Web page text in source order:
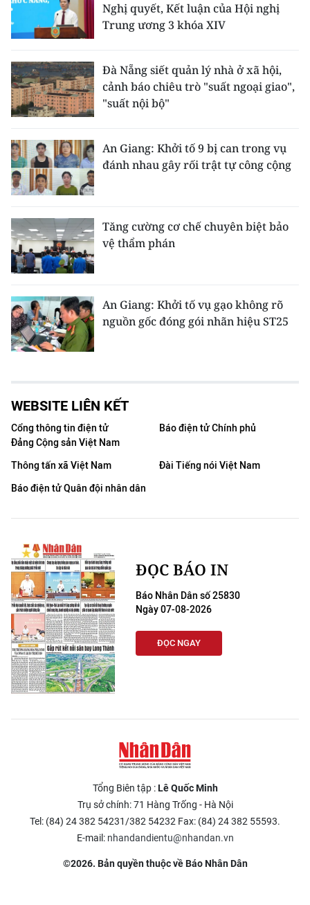
Nghị quyết, Kết luận của Hội nghị
Trung ương 3 khóa XIV
Đà Nẵng siết quản lý nhà ở xã hội,
cảnh báo chiêu trò "suất ngoại giao",
"suất nội bộ"
An Giang: Khởi tố 9 bị can trong vụ
đánh nhau gây rối trật tự công cộng
Tăng cường cơ chế chuyên biệt bảo
vệ thẩm phán
An Giang: Khởi tố vụ gạo không rõ
nguồn gốc đóng gói nhãn hiệu ST25
WEBSITE LIÊN KẾT
Cổng thông tin điện tử
Đảng Cộng sản Việt Nam
Báo điện tử Chính phủ
Thông tấn xã Việt Nam
Đài Tiếng nói Việt Nam
Báo điện tử Quân đội nhân dân
ĐỌC BÁO IN
Báo Nhân Dân số 25830
Ngày 07-08-2026
ĐỌC NGAY
Tổng Biên tập :Lê Quốc Minh
Trụ sở chính: 71 Hàng Trống - Hà Nội
Tel: (84) 24 382 54231/382 54232 Fax: (84) 24 382 55593.
E-mail: nhandandientu@nhandan.vn
©2026. Bản quyền thuộc về Báo Nhân Dân